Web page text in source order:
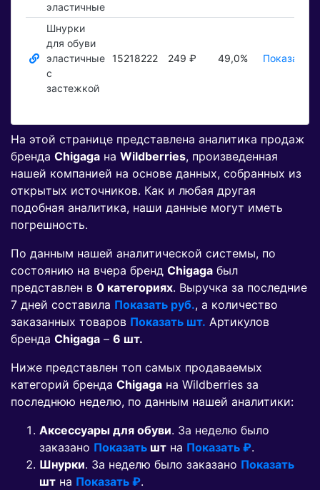
эластичные
Шнурки
для обуви
эластичные
с
застежкой
15218222 249 ₽ 49,0% Показать ₽
На этой странице представлена аналитика продаж
бренда Chigaga на Wildberries, произведенная
нашей компанией на основе данных, собранных из
открытых источников. Как и любая другая
подобная аналитика, наши данные могут иметь
погрешность.
По данным нашей аналитической системы, по
состоянию на вчера бренд Chigaga был
представлен в 0 категориях. Выручка за последние
7 дней составила Показать руб., а количество
заказанных товаров Показать шт. Артикулов
бренда Chigaga – 6 шт.
Ниже представлен топ самых продаваемых
категорий бренда Chigaga на Wildberries за
последнюю неделю, по данным нашей аналитики:
Аксессуары для обуви. За неделю было
заказано Показать шт на Показать ₽.
Шнурки. За неделю было заказано Показать
шт на Показать ₽.